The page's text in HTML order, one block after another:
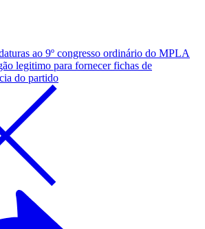
ao 9º congresso ordinário do MPLA
legitimo para fornecer fichas de
do partido